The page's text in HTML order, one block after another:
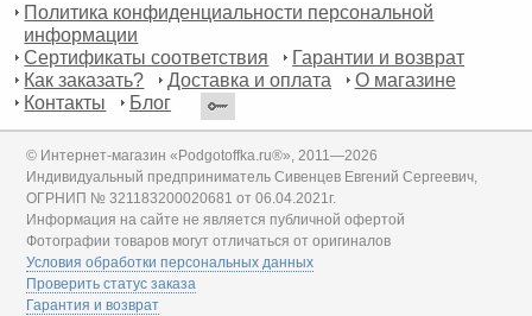
Политика конфиденциальности персональной
информации
Сертификаты соответствия
Гарантии и возврат
Как заказать?
Доставка и оплата
О магазине
Контакты
Блог
© Интернет-магазин «Podgotoffka.ru®», 2011—2026
Индивидуальный предприниматель Сивенцев Евгений Сергеевич,
ОГРНИП № 321183200020681 от 06.04.2021г.
Информация на сайте не является публичной офертой
Фотографии товаров могут отличаться от оригиналов
Условия обработки персональных данных
Проверить статус заказа
Гарантия и возврат